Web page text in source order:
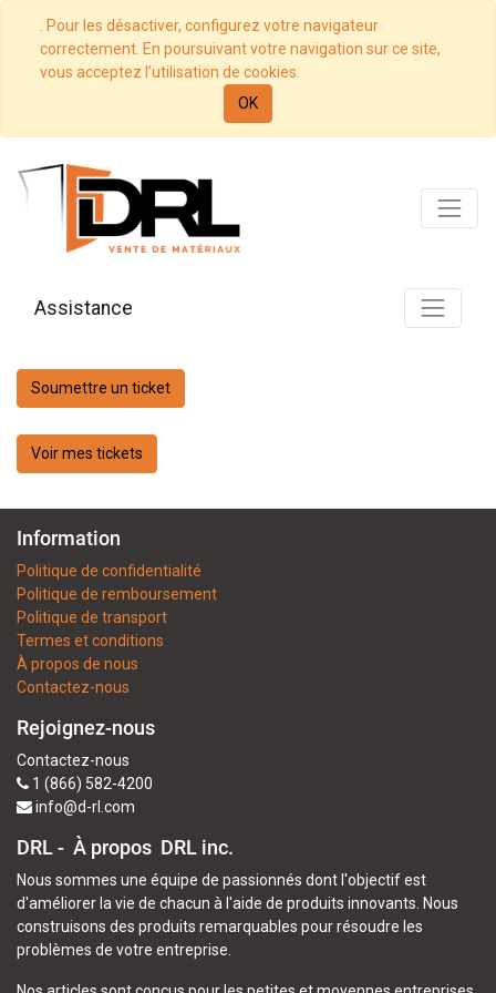
. Pour les désactiver, configurez votre navigateur
correctement. En poursuivant votre navigation sur ce site,
vous acceptez l’utilisation de cookies.
OK
Assistance
Soumettre un ticket
Voir mes tickets
Information
Politique de confidentialité
Politique de remboursement
Politique de transport
Termes et conditions
À propos de nous
Contactez-nous
Rejoignez-nous
Contactez-nous
1 (866) 582-4200
info@d-rl.com
DRL - À propos DRL inc.
Nous sommes une équipe de passionnés dont l'objectif est
d'améliorer la vie de chacun à l'aide de produits innovants. Nous
construisons des produits remarquables pour résoudre les
problèmes de votre entreprise.